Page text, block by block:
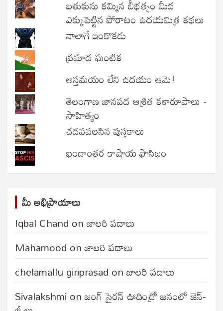
బతుకును కమ్మిన బీభత్సం మీద
ఎక్కుపెట్టిన పోరాటం ఉదయమిత్ర కథలు
నాలాగే ఇంకొకడు
ప్రమాద ఘంటిక
అస్తమయం లేని ఉదయం ఆమె!
తెలంగాణ జానపద ఆశ్రిత కళారూపాలు -
సాహిత్యం
చదవవలసిన పుస్తకాలు
ఖండాంతర కాషాయ ఫాసిజం
మీ అభిప్రాయాలు
Iqbal Chand onజాలరి పదాలు
Mahamood onజాలరి పదాలు
chelamallu giriprasad onజాలరి పదాలు
Sivalakshmi onజంగ్‌ సైరన్‌ ఊదిండ్రో జనంలో జెన్-